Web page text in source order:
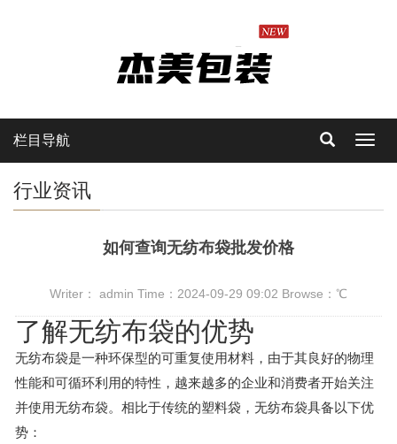
栏目导航
行业资讯
如何查询无纺布袋批发价格
Writer： admin Time：2024-09-29 09:02 Browse： ℃
了解无纺布袋的优势
无纺布袋是一种环保型的可重复使用材料，由于其良好的物理
性能和可循环利用的特性，越来越多的企业和消费者开始关注
并使用无纺布袋。相比于传统的塑料袋，无纺布袋具备以下优
势：